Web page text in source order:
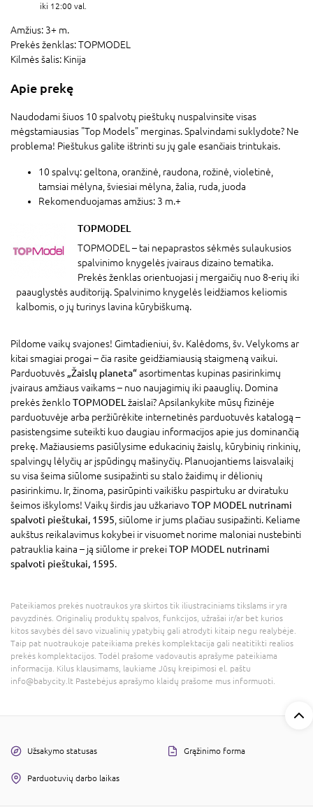
iki 12:00 val.
Amžius: 3+ m.
Prekės ženklas:TOPMODEL
Kilmės šalis: Kinija
Apie prekę
Naudodami šiuos 10 spalvotų pieštukų nuspalvinsite visas
mėgstamiausias "Top Models" merginas. Spalvindami suklydote? Ne
problema! Pieštukus galite ištrinti su jų gale esančiais trintukais.
10 spalvų: geltona, oranžinė, raudona, rožinė, violetinė,
tamsiai mėlyna, šviesiai mėlyna, žalia, ruda, juoda
Rekomenduojamas amžius: 3 m.+
TOPMODEL
TOPMODEL – tai nepaprastos sėkmės sulaukusios
spalvinimo knygelės įvairaus dizaino tematika.
Prekės ženklas orientuojasi į mergaičių nuo 8-erių iki
paauglystės auditoriją. Spalvinimo knygelės leidžiamos keliomis
kalbomis, o jų turinys lavina kūrybiškumą.
Pildome vaikų svajones! Gimtadieniui, šv. Kalėdoms, šv. Velykoms ar
kitai smagiai progai – čia rasite geidžiamiausią staigmeną vaikui.
Parduotuvės „Žaislų planeta“asortimentas kupinas pasirinkimų
įvairaus amžiaus vaikams – nuo naujagimių iki paauglių. Domina
prekės ženkloTOPMODEL žaislai? Apsilankykite mūsų fizinėje
parduotuvėje arba peržiūrėkite internetinės parduotuvės katalogą –
pasistengsime suteikti kuo daugiau informacijos apie jus dominančią
prekę. Mažiausiems pasiūlysime edukacinių žaislų, kūrybinių rinkinių,
spalvingų lėlyčių ar įspūdingų mašinyčių. Planuojantiems laisvalaikį
su visa šeima siūlome susipažinti su stalo žaidimų ir dėlionių
pasirinkimu. Ir, žinoma, pasirūpinti vaikišku paspirtuku ar dviratuku
šeimos iškyloms! Vaikų širdis jau užkariavoTOP MODEL nutrinami
spalvoti pieštukai, 1595 , siūlome ir jums plačiau susipažinti. Keliame
aukštus reikalavimus kokybei ir visuomet norime maloniai nustebinti
patrauklia kaina – ją siūlome ir prekeiTOP MODEL nutrinami
spalvoti pieštukai, 1595.
Pateikiamos prekės nuotraukos yra skirtos tik iliustraciniams tikslams ir yra
pavyzdinės. Originalių produktų spalvos, funkcijos, užrašai ir/ar bet kurios
kitos savybės dėl savo vizualinių ypatybių gali atrodyti kitaip negu realybėje.
Taip pat nuotraukoje pateikiama prekės komplektacija gali neatitikti realios
prekės komplektacijos. Todėl prašome vadovautis aprašyme pateikiama
informacija. Kilus klausimams, laukiame Jūsų kreipimosi el. paštu
info@babycity.lt Pastebėjus aprašymo klaidų prašome mus informuoti.
Užsakymo statusas Grąžinimo forma
Parduotuvių darbo laikas